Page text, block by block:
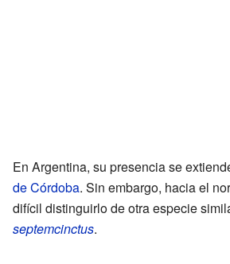
En Argentina, su presencia se
de Córdoba. Sin embargo, hacia el
difícil distinguirlo de otra especie
septemcinctus.